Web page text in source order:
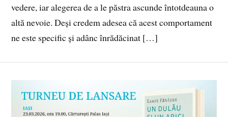
vedere, iar alegerea de a le păstra ascunde întotdeauna o
altă nevoie. Deși credem adesea că acest comportament
ne este specific și adânc înrădăcinat […]